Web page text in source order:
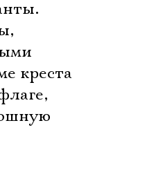
креста